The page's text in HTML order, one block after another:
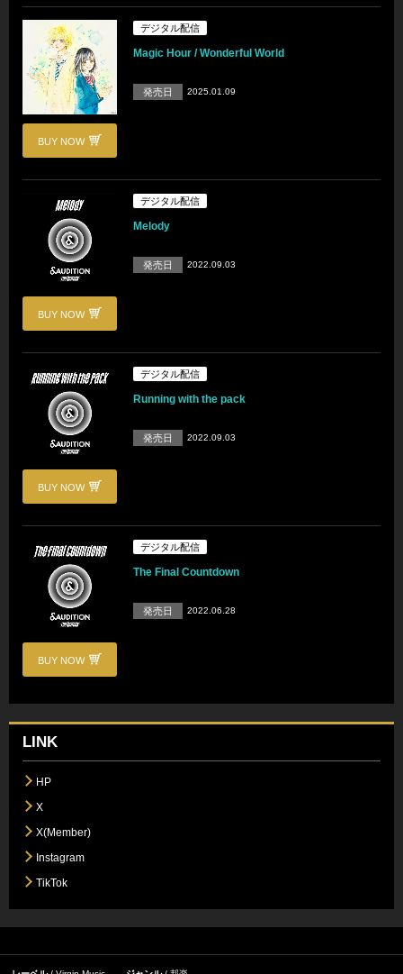
BUY NOW
デジタル配信
Magic Hour / Wonderful World
発売日 2025.01.09
BUY NOW
デジタル配信
Melody
発売日 2022.09.03
BUY NOW
デジタル配信
Running with the pack
発売日 2022.09.03
BUY NOW
デジタル配信
The Final Countdown
発売日 2022.06.28
LINK
HP
X
X(Member)
Instagram
TikTok